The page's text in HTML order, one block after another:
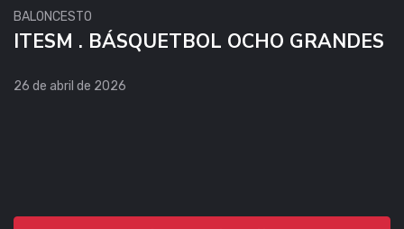
BALONCESTO
ITESM . BÁSQUETBOL OCHO GRANDES
26 de abril de 2026